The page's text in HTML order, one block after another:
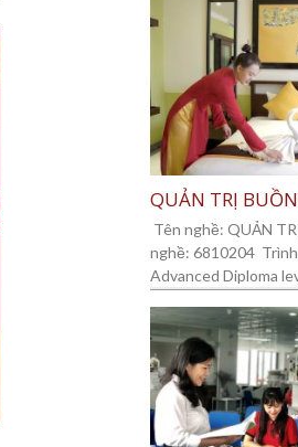
QUẢN TRỊ
Tên nghề: QUẢN
nghề: 6810204
Advanced Diploma